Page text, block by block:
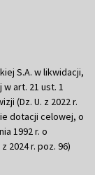
S.A. w likwidacji,
art. 21 ust. 1
(Dz. U. z 2022 r.
dotacji celowej, o
1992 r. o
2024 r. poz. 96)